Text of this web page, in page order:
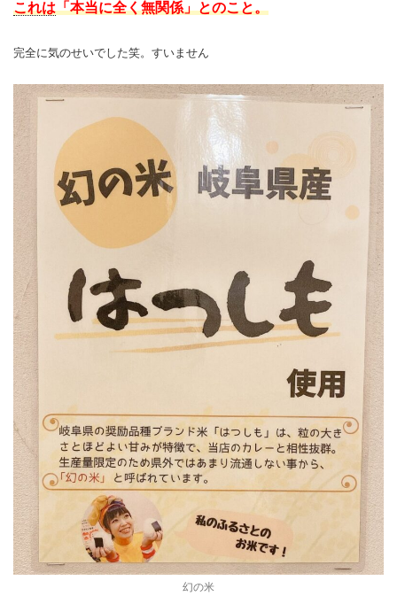
これは「本当に全く無関係」とのこと。
完全に気のせいでした笑。すいません
幻の米